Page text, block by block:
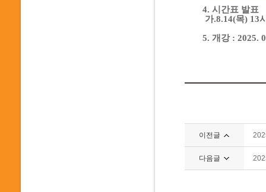
4. 시간표 발표
가.8.14(목) 13
5. 개강 : 2025.
이전글
다음글